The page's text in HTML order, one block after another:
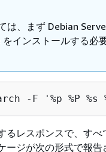
は、まず Debian
インストールする必
-F '%p %P %s
るレスポンスで、すべ
ージが次の形式で報告